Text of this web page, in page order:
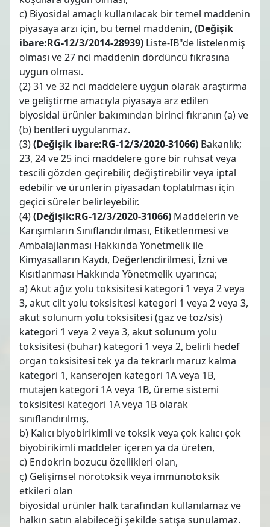
c) Biyosidal amaçlı kullanılacak bir temel maddenin
piyasaya arzı için, bu temel maddenin, (Değişik
ibare:RG-12/3/2014-28939) Liste-IB"de listelenmiş
olması ve 27 nci maddenin dördüncü fıkrasına
uygun olması.
(2) 31 ve 32 nci maddelere uygun olarak araştırma
ve geliştirme amacıyla piyasaya arz edilen
biyosidal ürünler bakımından birinci fıkranın (a) ve
(b) bentleri uygulanmaz.
(3)(Değişik ibare:RG-12/3/2020-31066) Bakanlık;
23, 24 ve 25 inci maddelere göre bir ruhsat veya
tescili gözden geçirebilir, değiştirebilir veya iptal
edebilir ve ürünlerin piyasadan toplatılması için
geçici süreler belirleyebilir.
(4)(Değişik:RG-12/3/2020-31066) Maddelerin ve
Karışımların Sınıflandırılması, Etiketlenmesi ve
Ambalajlanması Hakkında Yönetmelik ile
Kimyasalların Kaydı, Değerlendirilmesi, İzni ve
Kısıtlanması Hakkında Yönetmelik uyarınca;
a) Akut ağız yolu toksisitesi kategori 1 veya 2 veya
3, akut cilt yolu toksisitesi kategori 1 veya 2 veya 3,
akut solunum yolu toksisitesi (gaz ve toz/sis)
kategori 1 veya 2 veya 3, akut solunum yolu
toksisitesi (buhar) kategori 1 veya 2, belirli hedef
organ toksisitesi tek ya da tekrarlı maruz kalma
kategori 1, kanserojen kategori 1A veya 1B,
mutajen kategori 1A veya 1B, üreme sistemi
toksisitesi kategori 1A veya 1B olarak
sınıflandırılmış,
b) Kalıcı biyobirikimli ve toksik veya çok kalıcı çok
biyobirikimli maddeler içeren ya da üreten,
c) Endokrin bozucu özellikleri olan,
ç) Gelişimsel nörotoksik veya immünotoksik
etkileri olan
biyosidal ürünler halk tarafından kullanılamaz ve
halkın satın alabileceği şekilde satışa sunulamaz.